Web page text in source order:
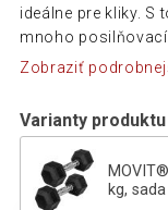
ideálne pre kliky. S
mnoho
Zobraziť
Varianty produktu
kg,